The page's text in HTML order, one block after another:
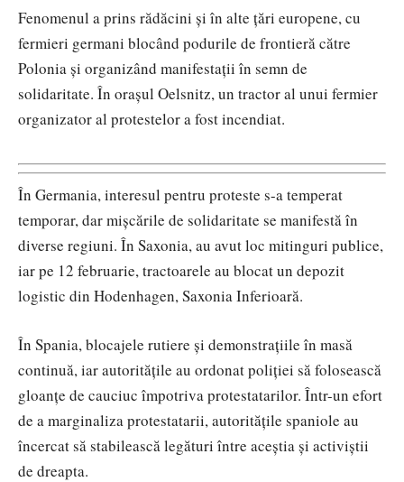
Fenomenul a prins rădăcini și în alte țări europene, cu
fermieri germani blocând podurile de frontieră către
Polonia și organizând manifestații în semn de
solidaritate. În orașul Oelsnitz, un tractor al unui fermier
organizator al protestelor a fost incendiat.
În Germania, interesul pentru proteste s-a temperat
temporar, dar mișcările de solidaritate se manifestă în
diverse regiuni. În Saxonia, au avut loc mitinguri publice,
iar pe 12 februarie, tractoarele au blocat un depozit
logistic din Hodenhagen, Saxonia Inferioară.
În Spania, blocajele rutiere și demonstrațiile în masă
continuă, iar autoritățile au ordonat poliției să folosească
gloanțe de cauciuc împotriva protestatarilor. Într-un efort
de a marginaliza protestatarii, autoritățile spaniole au
încercat să stabilească legături între aceștia și activiștii
de dreapta.